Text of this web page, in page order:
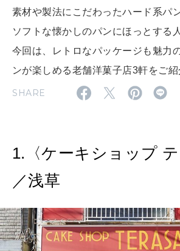
いい人生って？
特集
2026年8月号『お茶の時間で
2026年7月号「鎌倉 ローカルが 教えてくれ
2026年6月号「大銀座 トレンドが生まれ
2026年5月号「“大好き”に出会
MAGAZINE
FOLLOW US!
素材や製法にこだわったハード系パ
ソフトな懐かしのパンにほっとする
今回は、レトロなパッケージも魅力
ンが楽しめる老舗洋菓子店3軒をご紹
SHARE
1.〈ケーキショップ テ
／浅草